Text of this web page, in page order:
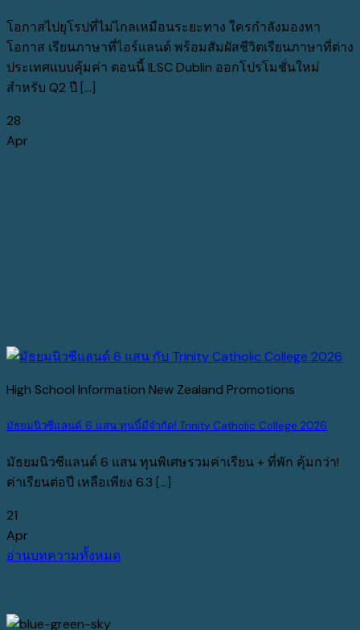
โอกาสไปยุโรปที่ไม่ไกลเหมือนระยะทาง ใครกำลังมองหา
โอกาส เรียนภาษาที่ไอร์แลนด์ พร้อมสัมผัสชีวิตเรียนภาษาที่ต่าง
ประเทศแบบคุ้มค่า ตอนนี้ ILSC Dublin ออกโปรโมชั่นใหม่
สำหรับ Q2 ปี [...]
28
Apr
High School Information New Zealand Promotions
มัธยมนิวซีแลนด์ 6 แสน ทุนนี้มีจำกัด! Trinity Catholic College 2026
มัธยมนิวซีแลนด์ 6 แสน ทุนพิเศษรวมค่าเรียน + ที่พัก คุ้มกว่า!
ค่าเรียนต่อปี เหลือเพียง 6.3 [...]
21
Apr
อ่านบทความทั้งหมด